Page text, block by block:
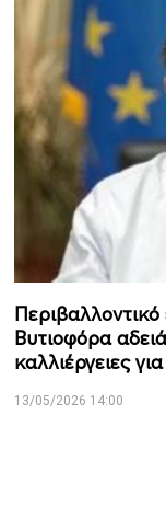
Βυτιοφόρα
καλλιέργειες
13/05/2026 14:00